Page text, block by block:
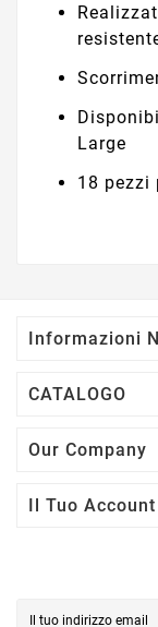
Large
18 pezzi
Informazioni
CATALOGO
Our Company
Il Tuo Account